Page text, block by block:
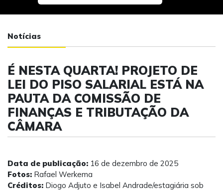
Notícias
É NESTA QUARTA! PROJETO DE
LEI DO PISO SALARIAL ESTÁ NA
PAUTA DA COMISSÃO DE
FINANÇAS E TRIBUTAÇÃO DA
CÂMARA
Data de publicação: 16 de dezembro de 2025
Fotos: Rafael Werkema
Créditos: Diogo Adjuto e Isabel Andrade/estagiária sob